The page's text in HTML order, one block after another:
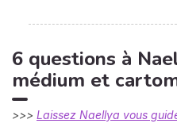
6 questions à
médium et
>>> Laissez Naellya vous